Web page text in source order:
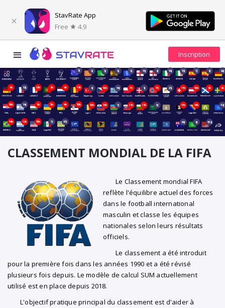
StavRate App
Free
4.9
3j 3j 3j 3j 3j 13j 6j 14j 13j 7j 6j 20j
6h 13j 13h 9h 9h 11h 6j 10h 14j 7h 1j 7h 21j 11h 10h 9h 8h
10h 14j 8h 5h 4h 10h 10h 13h 7j 11h 11h 5j 17h 14h 39j
14h 12h 15h 7j 47j 69j 4j 152j
CLASSEMENT MONDIAL DE LA FIFA
Le Classement mondial FIFA
reflète l'équilibre actuel des forces
dans le football international
masculin et classe les équipes
nationales selon leurs résultats
officiels.
Le classement a été introduit
pour la première fois dans les années 1990 et a été révisé
plusieurs fois depuis. Le modèle de calcul SUM actuellement
utilisé est en place depuis 2018.
L'objectif pratique principal du classement est d'aider à